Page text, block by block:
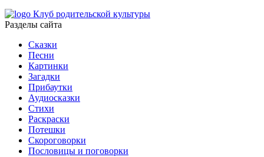
Клуб родительской культуры
Разделы сайта
Сказки
Песни
Картинки
Загадки
Прибаутки
Аудиосказки
Стихи
Раскраски
Потешки
Скороговорки
Пословицы и поговорки